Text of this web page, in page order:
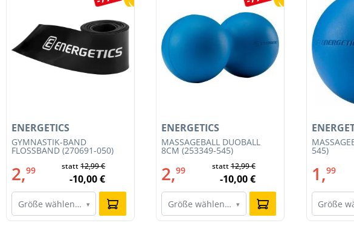
GYMNASTIK-BAND
FLOSSBAND (270691-050)
ENERGETICS
2,99 statt12,99 €
-10,00 €
Größe wählen… ▾
MASSAGEBALL DUOBALL
8CM (253349-545)
ENERGETICS
2,99 statt12,99 €
-10,00 €
Größe wählen… ▾
545)
1,99
Größe